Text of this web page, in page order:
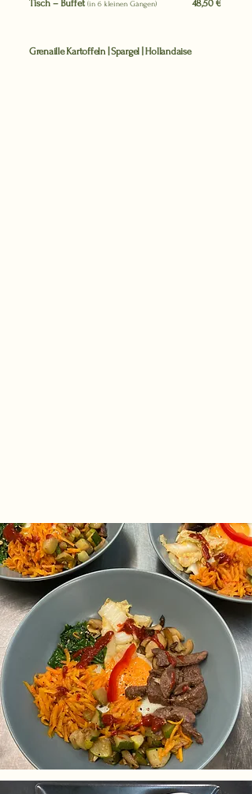
Tisch – Buffet (in 6 kleinen Gängen) 48,50 €
Grenaille Kartoffeln | Spargel | Hollandaise